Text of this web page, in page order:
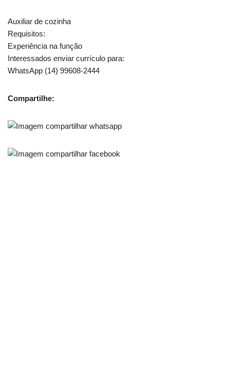
Auxiliar de cozinha
Requisitos:
Experiência na função
Interessados enviar currículo para:
WhatsApp (14) 99608-2444
Compartilhe: